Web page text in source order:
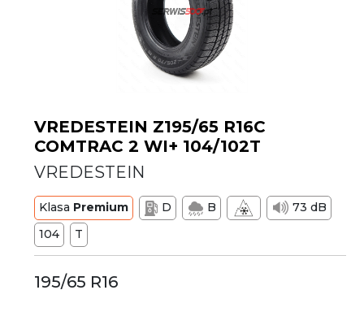
VREDESTEIN Z195/65 R16C
COMTRAC 2 WI+ 104/102T
VREDESTEIN
Klasa Premium D B
73 dB
104
T
195/65 R16